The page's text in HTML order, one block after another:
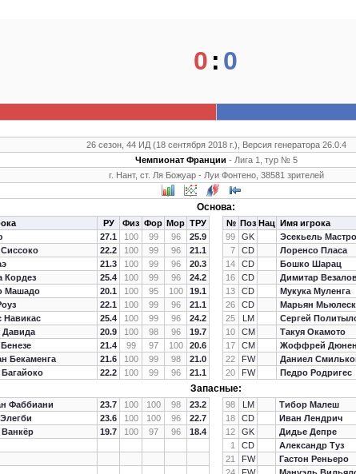
0 : 0
26 сезон, 44 ИД (18 сентября 2018 г.), Версия генератора 26.0.4
Чемпионат Франции - Лига 1, тур № 5
г. Нант, ст. Ля Божуар - Луи Фонтено, 38581 зрителей
Основа:
РУ Физ Фор Мор ТРУ
27.1 100 99 96
25.9
22.2 100 99 96
21.1
21.3 100 99 96
20.3
Кордез 25.4 100 99 96
24.2
Машадо 20.1 100 95 100
19.1
22.1 100 99 96
21.1
Навикас 25.4 100 99 96
24.2
20.9 100 98 96
19.7
21.4 99 97 100
20.6
Бекаменга 21.6 100 99 98
21.0
22.2 100 99 96 21.1
№ Поз Нац Имя игрока
99
GK Эсекьель
7
CD Лоренсо Пласа
14
CD Бошко Шарац
16
CD Димитар
13
CD Мукука Муленга
26
CD Марьян
25
LM Сергей
10
CM Такуя Окамото
17
CM Жоффрей Дюнен
22
FW Даниел
20
FW Педро Родригес
Запасные:
Фаббиани 23.7 100 100 98
23.2
23.6 100 100 96
22.7
19.7 100 97 96 18.4
98 LM Тибор Малеш
18
CD Иван Лендрич
12
GK Дидье Депре
1
CD Александр Туз
21
FW Гастон Реньеро